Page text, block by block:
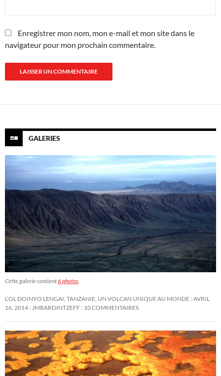
Enregistrer mon nom, mon e-mail et mon site dans le
navigateur pour mon prochain commentaire.
GALERIES
Cette galerie contient6 photos
L’OL DOINYO LENGAI, TANZANIE, UN VOLCAN UNIQUE AU MONDE AVRIL
16, 2014
JMBARDINTZEFF 10 COMMENTAIRES